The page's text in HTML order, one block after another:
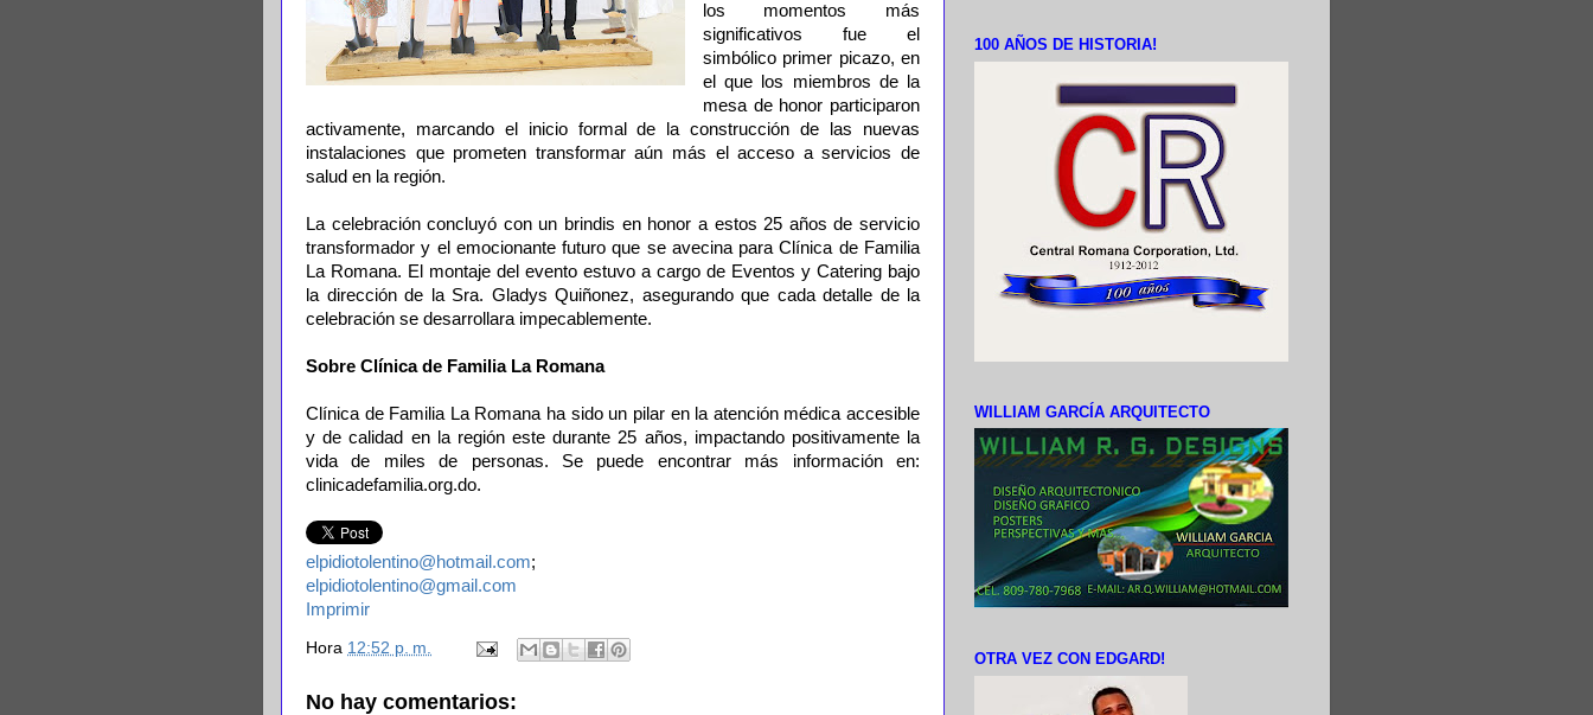
los momentos más
significativos fue el
simbólico primer picazo, en
el que los miembros de la
mesa de honor participaron
activamente, marcando el inicio formal de la construcción de las nuevas
instalaciones que prometen transformar aún más el acceso a servicios de
salud en la región.
La celebración concluyó con un brindis en honor a estos 25 años de servicio
transformador y el emocionante futuro que se avecina para Clínica de Familia
La Romana. El montaje del evento estuvo a cargo de Eventos y Catering bajo
la dirección de la Sra. Gladys Quiñonez, asegurando que cada detalle de la
celebración se desarrollara impecablemente.
Sobre Clínica de Familia La Romana
Clínica de Familia La Romana ha sido un pilar en la atención médica accesible
y de calidad en la región este durante 25 años, impactando positivamente la
vida de miles de personas. Se puede encontrar más información en:
clinicadefamilia.org.do.
elpidiotolentino@hotmail.com;
elpidiotolentino@gmail.com
Imprimir
Hora 12:52 p. m.
No hay comentarios:
100 AÑOS DE HISTORIA!
WILLIAM GARCÍA ARQUITECTO
OTRA VEZ CON EDGARD!